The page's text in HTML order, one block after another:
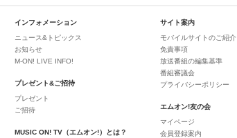
インフォメーション
ニュース&トピックス
お知らせ
M-ON! LIVE INFO!
プレゼント&ご招待
プレゼント
ご招待
MUSIC ON! TV（エムオン!）とは？
サイト案内
モバイルサイトのご紹介
免責事項
放送番組の編集基準
番組審議会
プライバシーポリシー
エムオン!友の会
マイページ
会員登録案内